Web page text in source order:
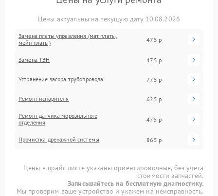
Цены актуальны на текущую дату 10.08.2026
Замена платы управления (мат.платы,
мейн платы)
475 р
Замена ТЭН 475 р
Устранение засора трубопровода 775 р
Ремонт испарителя 625 р
Ремонт датчика морозильного
отделения
475 р
Прочистка дренажной системы 865 р
Цены в прайс-листе указаны ориентировочные, без учета
стоимости запчастей.
Записывайтесь на бесплатную диагностику.
Мы проверим ваше устройство и укажем на неисправность.